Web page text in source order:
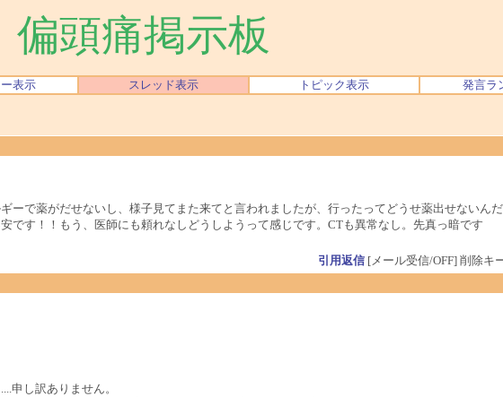
偏頭痛掲示板
表示 スレッド表示 トピック表示 発言ラ
ーで薬がだせないし、様子見てまた来てと言われましたが、行ったってどうせ薬出せないん
です！！もう、医師にも頼れなしどうしようって感じです。CTも異常なし。先真っ暗です
引用返信[メール受信/OFF] 削除キ
申し訳ありません。